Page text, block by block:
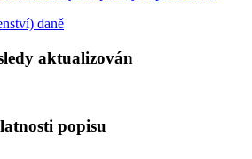
daně
aktualizován
popisu